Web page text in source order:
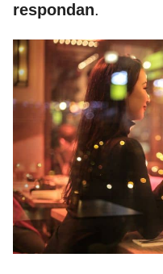
respondan.